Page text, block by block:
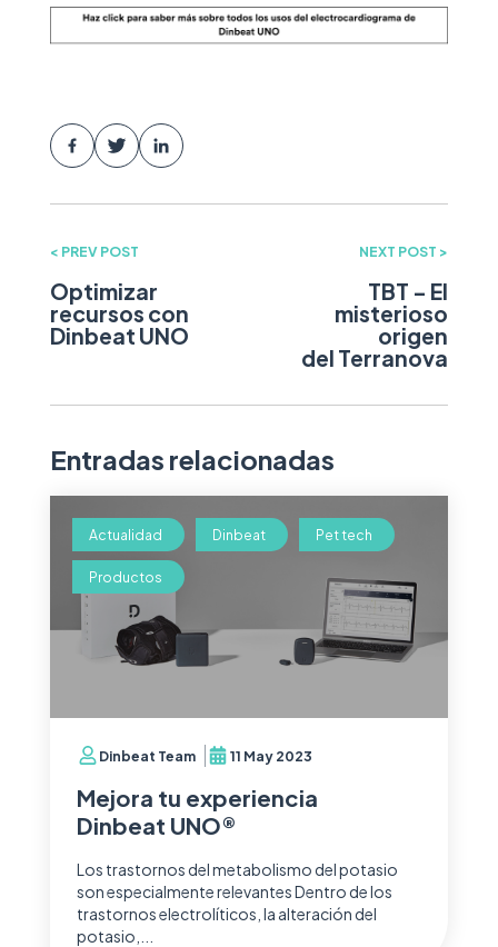
< PREV POST
Optimizar
recursos con
Dinbeat UNO
NEXT POST >
TBT – El
misterioso
origen
del Terranova
Entradas relacionadas
Dinbeat Team 11 May 2023
Mejora tu experiencia
Dinbeat UNO®
Los trastornos del metabolismo del potasio
son especialmente relevantes Dentro de los
trastornos electrolíticos, la alteración del
potasio,...
Actualidad Dinbeat Pet tech
Productos